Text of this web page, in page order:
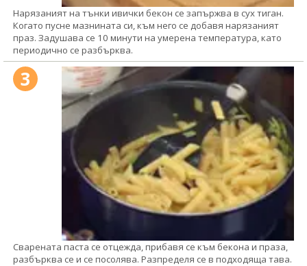
Нарязаният на тънки ивички бекон се запържва в сух тиган.
Когато пусне мазнината си, към него се добавя нарязаният
праз. Задушава се 10 минути на умерена температура, като
периодично се разбърква.
3
Сварената паста се отцежда, прибавя се към бекона и праза,
разбърква се и се посолява. Разпределя се в подходяща тава.